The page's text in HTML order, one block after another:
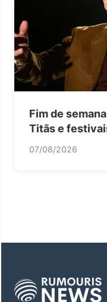
Fim de
Titãs e
07/08/2026